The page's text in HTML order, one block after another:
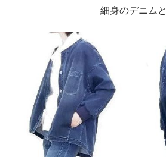
細身のデニムと